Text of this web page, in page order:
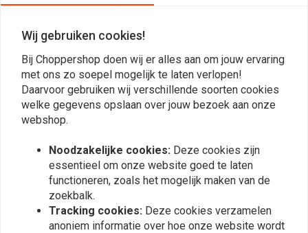
Abonneer
Wij gebruiken cookies!
Bij Choppershop doen wij er alles aan om jouw ervaring
met ons zo soepel mogelijk te laten verlopen!
Daarvoor gebruiken wij verschillende soorten cookies
welke gegevens opslaan over jouw bezoek aan onze
webshop.
Noodzakelijke cookies: Deze cookies zijn
essentieel om onze website goed te laten
functioneren, zoals het mogelijk maken van de
zoekbalk.
Tracking cookies: Deze cookies verzamelen
anoniem informatie over hoe onze website wordt